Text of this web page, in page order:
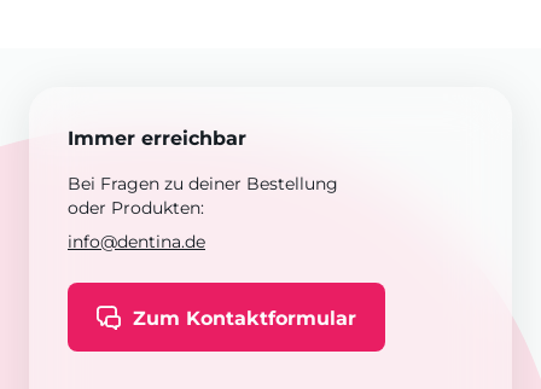
Immer erreichbar
Bei Fragen zu deiner Bestellung
oder Produkten:
info@dentina.de
Zum Kontaktformular